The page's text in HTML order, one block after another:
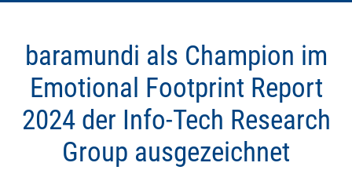
baramundi als Champion im
Emotional Footprint Report
2024 der Info-Tech Research
Group ausgezeichnet